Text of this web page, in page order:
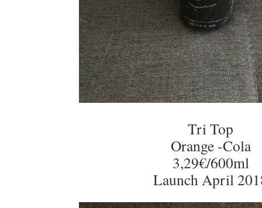
Tri Top
Orange -Cola
3,29€/600ml
Launch April